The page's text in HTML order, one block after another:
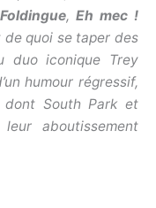
, Eh mec !
quoi se taper des
duo iconique Trey
humour régressif,
dont South Park et
aboutissement